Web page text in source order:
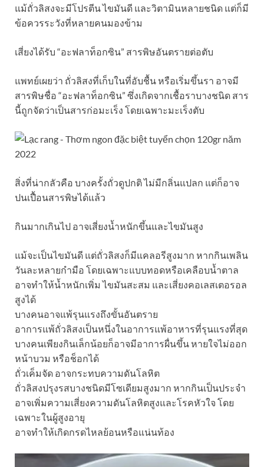
แม้ถั่วลิสงจะมีโปรตีน ไขมันดี และวิตามินหลายชนิด แต่ก็มี
ข้อควรระวังที่หลายคนมองข้าม
เสี่ยงได้รับ “อะฟลาท็อกซิน” สารพิษอันตรายต่อตับ
แพทย์เผยว่า ถั่วลิสงที่เก็บในที่อับชื้น หรือเริ่มขึ้นรา อาจมี
สารพิษชื่อ “อะฟลาท็อกซิน” ซึ่งเกิดจากเชื้อราบางชนิด สาร
นี้ถูกจัดว่าเป็นสารก่อมะเร็ง โดยเฉพาะมะเร็งตับ
สิ่งที่น่ากลัวคือ บางครั้งถั่วดูปกติ ไม่มีกลิ่นแปลก แต่ก็อาจ
ปนเปื้อนสารพิษได้แล้ว
กินมากเกินไป อาจเสี่ยงน้ำหนักขึ้นและไขมันสูง
แม้จะเป็นไขมันดี แต่ถั่วลิสงก็มีแคลอรีสูงมาก หากกินเพลิน
วันละหลายกำมือ โดยเฉพาะแบบทอดหรือเคลือบน้ำตาล
อาจทำให้น้ำหนักเพิ่ม ไขมันสะสม และเสี่ยงคอเลสเตอรอล
สูงได้
บางคนอาจแพ้รุนแรงถึงขั้นอันตราย
อาการแพ้ถั่วลิสงเป็นหนึ่งในอาการแพ้อาหารที่รุนแรงที่สุด
บางคนเพียงกินเล็กน้อยก็อาจมีอาการผื่นขึ้น หายใจไม่ออก
หน้าบวม หรือช็อกได้
ถั่วเค็มจัด อาจกระทบความดันโลหิต
ถั่วลิสงปรุงรสบางชนิดมีโซเดียมสูงมาก หากกินเป็นประจำ
อาจเพิ่มความเสี่ยงความดันโลหิตสูงและโรคหัวใจ โดย
เฉพาะในผู้สูงอายุ
อาจทำให้เกิดกรดไหลย้อนหรือแน่นท้อง